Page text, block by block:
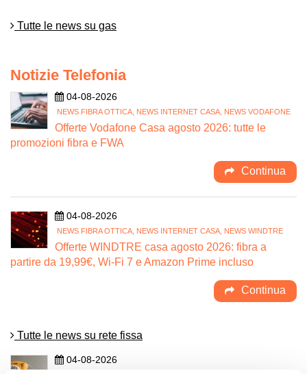
Tutte le news su gas
Notizie Telefonia
04-08-2026
NEWS FIBRA OTTICA, NEWS INTERNET CASA, NEWS VODAFONE
Offerte Vodafone Casa agosto 2026: tutte le
promozioni fibra e FWA
Continua
04-08-2026
NEWS FIBRA OTTICA, NEWS INTERNET CASA, NEWS WINDTRE
Offerte WINDTRE casa agosto 2026: fibra a
partire da 19,99€, Wi-Fi 7 e Amazon Prime incluso
Continua
Tutte le news su rete fissa
04-08-2026